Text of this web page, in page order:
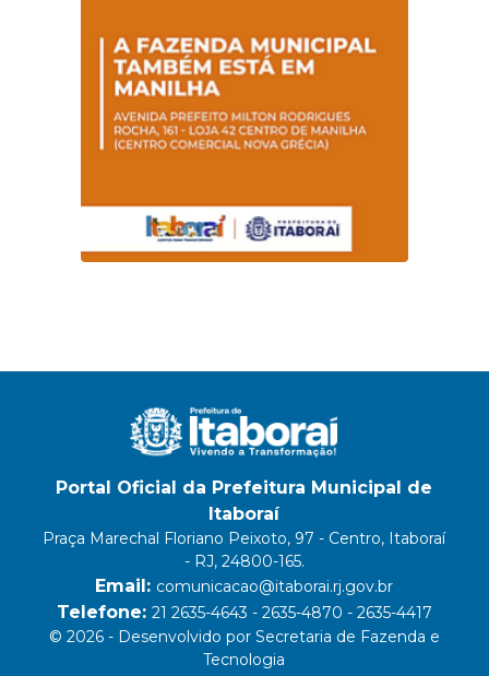
Magalhães Seabra
Portal Oficial da Prefeitura Municipal de
Itaboraí
Praça Marechal Floriano Peixoto, 97 - Centro, Itaboraí
- RJ, 24800-165.
Email: comunicacao@itaborai.rj.gov.br
Telefone: 21 2635-4643 - 2635-4870 - 2635-4417
© 2026 - Desenvolvido por Secretaria de Fazenda e
Tecnologia